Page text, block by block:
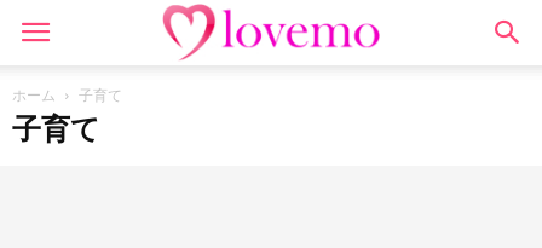
ホーム 子育て
子育て